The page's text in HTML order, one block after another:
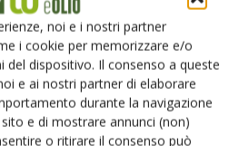
noi e i nostri partner
i cookie per memorizzare e/o
del dispositivo. Il consenso a queste
e ai nostri partner di elaborare
durante la navigazione
e di mostrare annunci (non)
o ritirare il consenso può
newsletter